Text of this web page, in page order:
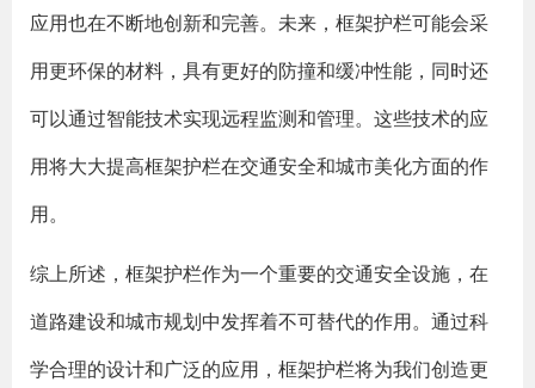
应用也在不断地创新和完善。未来，框架护栏可能会采
用更环保的材料，具有更好的防撞和缓冲性能，同时还
可以通过智能技术实现远程监测和管理。这些技术的应
用将大大提高框架护栏在交通安全和城市美化方面的作
用。
综上所述，框架护栏作为一个重要的交通安全设施，在
道路建设和城市规划中发挥着不可替代的作用。通过科
学合理的设计和广泛的应用，框架护栏将为我们创造更